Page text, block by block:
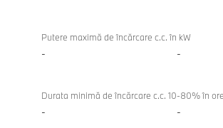
Putere maximă de încărcare c.c. în kW
- -
Durata minimă de încărcare c.c. 10-80% în ore
- -